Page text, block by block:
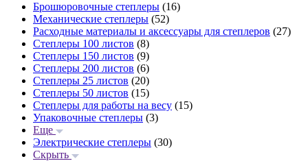
Брошюровочные степлеры (16)
Механические степлеры (52)
Расходные материалы и аксессуары для степлеров (27)
Степлеры 100 листов (8)
Степлеры 150 листов (9)
Степлеры 200 листов (6)
Степлеры 25 листов (20)
Степлеры 50 листов (15)
Степлеры для работы на весу (15)
Упаковочные степлеры (3)
Еще
Электрические степлеры (30)
Скрыть